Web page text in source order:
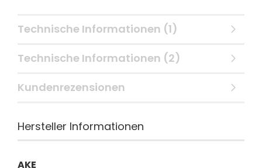
Technische Informationen (1)
Technische Informationen (2)
Kundenrezensionen
Hersteller Informationen
AKE